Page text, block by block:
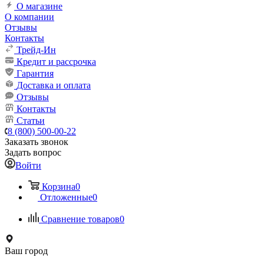
О магазине
О компании
Отзывы
Контакты
Трейд-Ин
Кредит и рассрочка
Гарантия
Доставка и оплата
Отзывы
Контакты
Статьи
8 (800) 500-00-22
Заказать звонок
Задать вопрос
Войти
Корзина0
Отложенные0
Сравнение товаров0
Ваш город